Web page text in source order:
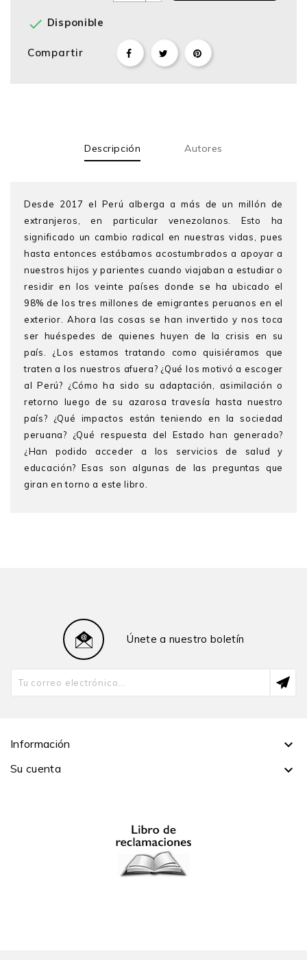
 Disponible
Compartir
Descripción Autores
Desde 2017 el Perú alberga a más de un millón de
extranjeros, en particular venezolanos. Esto ha
significado un cambio radical en nuestras vidas, pues
hasta entonces estábamos acostumbrados a apoyar a
nuestros hijos y parientes cuando viajaban a estudiar o
residir en los veinte países donde se ha ubicado el
98% de los tres millones de emigrantes peruanos en el
exterior. Ahora las cosas se han invertido y nos toca
ser huéspedes de quienes huyen de la crisis en su
país. ¿Los estamos tratando como quisiéramos que
traten a los nuestros afuera? ¿Qué los motivó a escoger
al Perú? ¿Cómo ha sido su adaptación, asimilación o
retorno luego de su azarosa travesía hasta nuestro
país? ¿Qué impactos están teniendo en la sociedad
peruana? ¿Qué respuesta del Estado han generado?
¿Han podido acceder a los servicios de salud y
educación? Esas son algunas de las preguntas que
giran en torno a este libro.
Michiyo Iwami
es PhD en Salud y Estudios Sociales
por University of Warwick, MSc en Salud
Contemporánea y Política Social por City University de
Londres y BSc en Nutrición. Es investigadora asociada
candidata a magíster en Etnología con mención en
Únete a nuestro boletín
Información 
Su cuenta 